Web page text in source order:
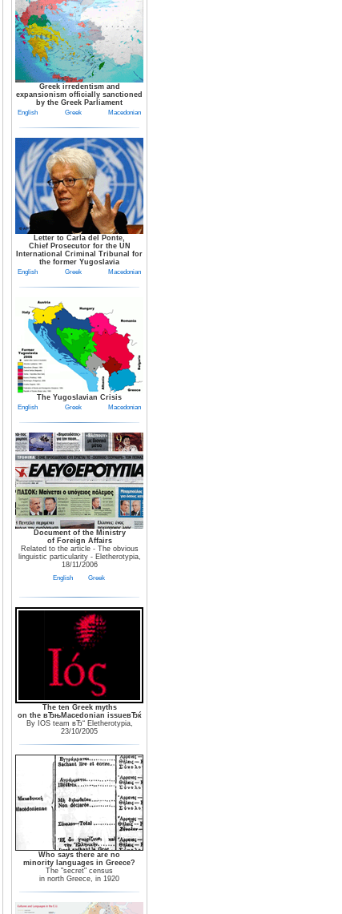
Greek irredentism and
expansionism officially sanctioned
by the Greek Parliament
English Greek Macedonian
Letter to Carla del Ponte,
Chief Prosecutor for the UN
International Criminal Tribunal for
the former Yugoslavia
English Greek Macedonian
The Yugoslavian Crisis
English Greek Macedonian
Document of the Ministry
of Foreign Affairs
Related to the article - The obvious
linguistic particularity - Eletherotypia,
18/11/2006
English Greek
The ten Greek myths
on the вЂњMacedonian issueвЂќ
By IOS team вЂ“ Eletherotypia,
23/10/2005
Who says there are no
minority languages in Greece?
The "secret" census
in north Greece, in 1920